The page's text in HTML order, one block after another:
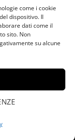
come i cookie
dispositivo. Il
dati come il
sito. Non
su alcune